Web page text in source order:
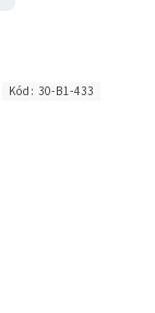
Kód: 30-B1-433